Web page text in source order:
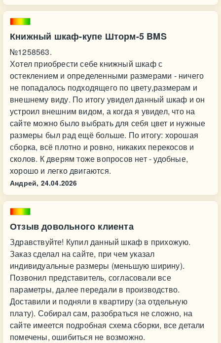
Книжный шкаф-купе Шторм-5 BMS
№1258563.
Хотел приобрести себе книжный шкаф с
остеклением и определенными размерами - ничего
не попадалось подходящего по цвету,размерам и
внешнему виду. По итогу увидел данный шкаф и он
устроил внешним видом, а когда я увидел, что на
сайте можно было выбрать для себя цвет и нужные
размеры был рад ещё больше. По итогу: хорошая
сборка, всё плотно и ровно, никаких перекосов и
сколов. К дверям тоже вопросов нет - удобные,
хорошо и легко двигаются.
Андрей, 24.04.2026
Отзыв довольного клиента
Здравствуйте! Купил данный шкаф в прихожую.
Заказ сделал на сайте, при чем указал
индивидуальные размеры (меньшую ширину).
Позвонил представитель, согласовали все
параметры, далее передали в производство.
Доставили и подняли в квартиру (за отдельную
плату). Собирал сам, разобраться не сложно, на
сайте имеется подробная схема сборки, все детали
помечены, ошибиться не возможно.